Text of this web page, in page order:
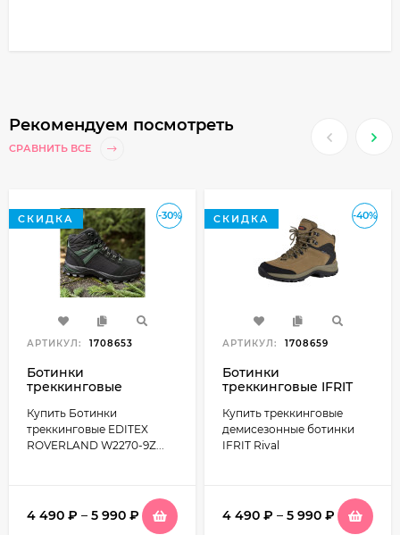
Рекомендуем посмотреть
СРАВНИТЬ ВСЕ
-30%
СКИДКА
АРТИКУЛ: 1708653
Ботинки
треккинговые
ROVERLAND W2270-9Z
текстиль/нат.замша
черно-зеленые
Купить Ботинки
треккинговые EDITEX
ROVERLAND W2270-9Z...
4 490 ₽ – 5 990 ₽
-40%
СКИДКА
АРТИКУЛ: 1708659
Ботинки
треккинговые IFRIT
натуральная кожа,
хаки
Купить треккинговые
демисезонные ботинки
IFRIT Rival
4 490 ₽ – 5 990 ₽